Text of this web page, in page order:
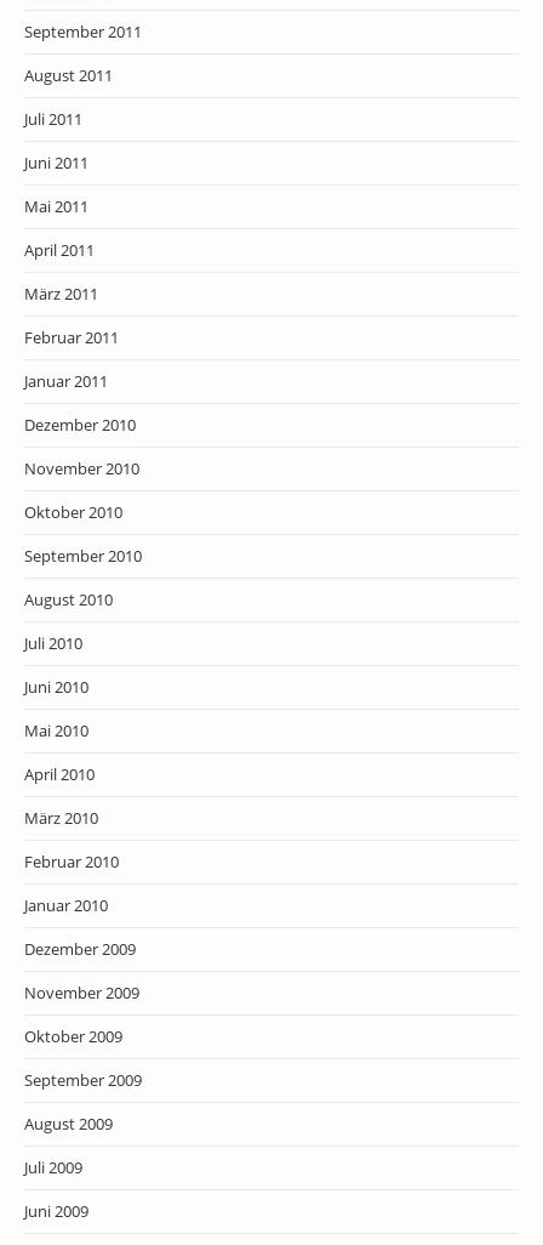
September 2011
August 2011
Juli 2011
Juni 2011
Mai 2011
April 2011
März 2011
Februar 2011
Januar 2011
Dezember 2010
November 2010
Oktober 2010
September 2010
August 2010
Juli 2010
Juni 2010
Mai 2010
April 2010
März 2010
Februar 2010
Januar 2010
Dezember 2009
November 2009
Oktober 2009
September 2009
August 2009
Juli 2009
Juni 2009